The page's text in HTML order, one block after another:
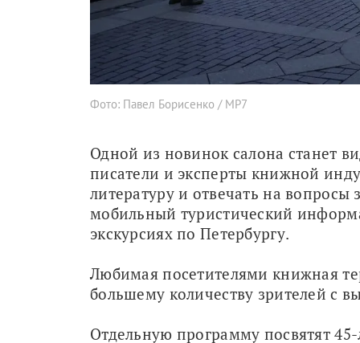
Фото: Павел Борисенко / МР7
Одной из новинок салона станет
писатели и эксперты книжной
литературу и отвечать на
мобильный туристический
экскурсиях по Петербургу.
Любимая посетителями книжная
большему количеству зрителей с
Отдельную программу посвятят